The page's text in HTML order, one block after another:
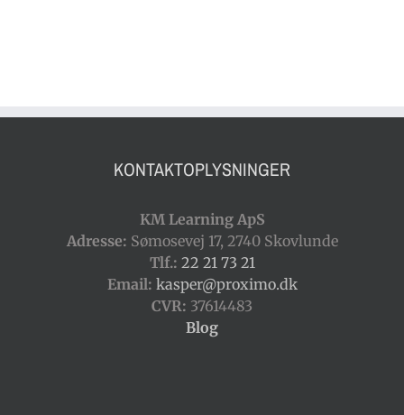
KONTAKTOPLYSNINGER
KM Learning ApS
Adresse: Sømosevej 17, 2740 Skovlunde
Tlf.: 22 21 73 21
Email: kasper@proximo.dk
CVR: 37614483
Blog